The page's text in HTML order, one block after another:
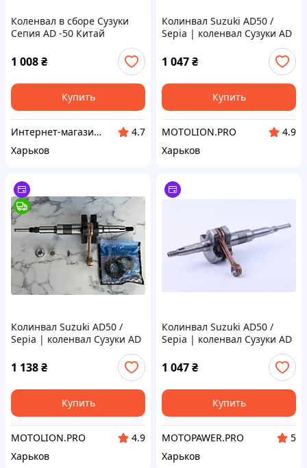
Коленвал в сборе Сузуки
Сепия AD -50 Китай
1 008₴
Купить
Интернет-магазин "MotoMSU"
4.7
Харьков
Колинвал Suzuki AD50 /
Sepia | коленвал Сузуки AD
двигателя скутера
1 047₴
Купить
MOTOLION.PRO
4.9
Харьков
Колинвал Suzuki AD50 /
Sepia | коленвал Сузуки AD
двигателя скутера Suzuki
1 138₴
Купить
MOTOLION.PRO
4.9
Харьков
Колинвал Suzuki AD50 /
Sepia | коленвал Сузуки AD
1 047₴
Купить
MOTOPAWER.PRO
5
Харьков